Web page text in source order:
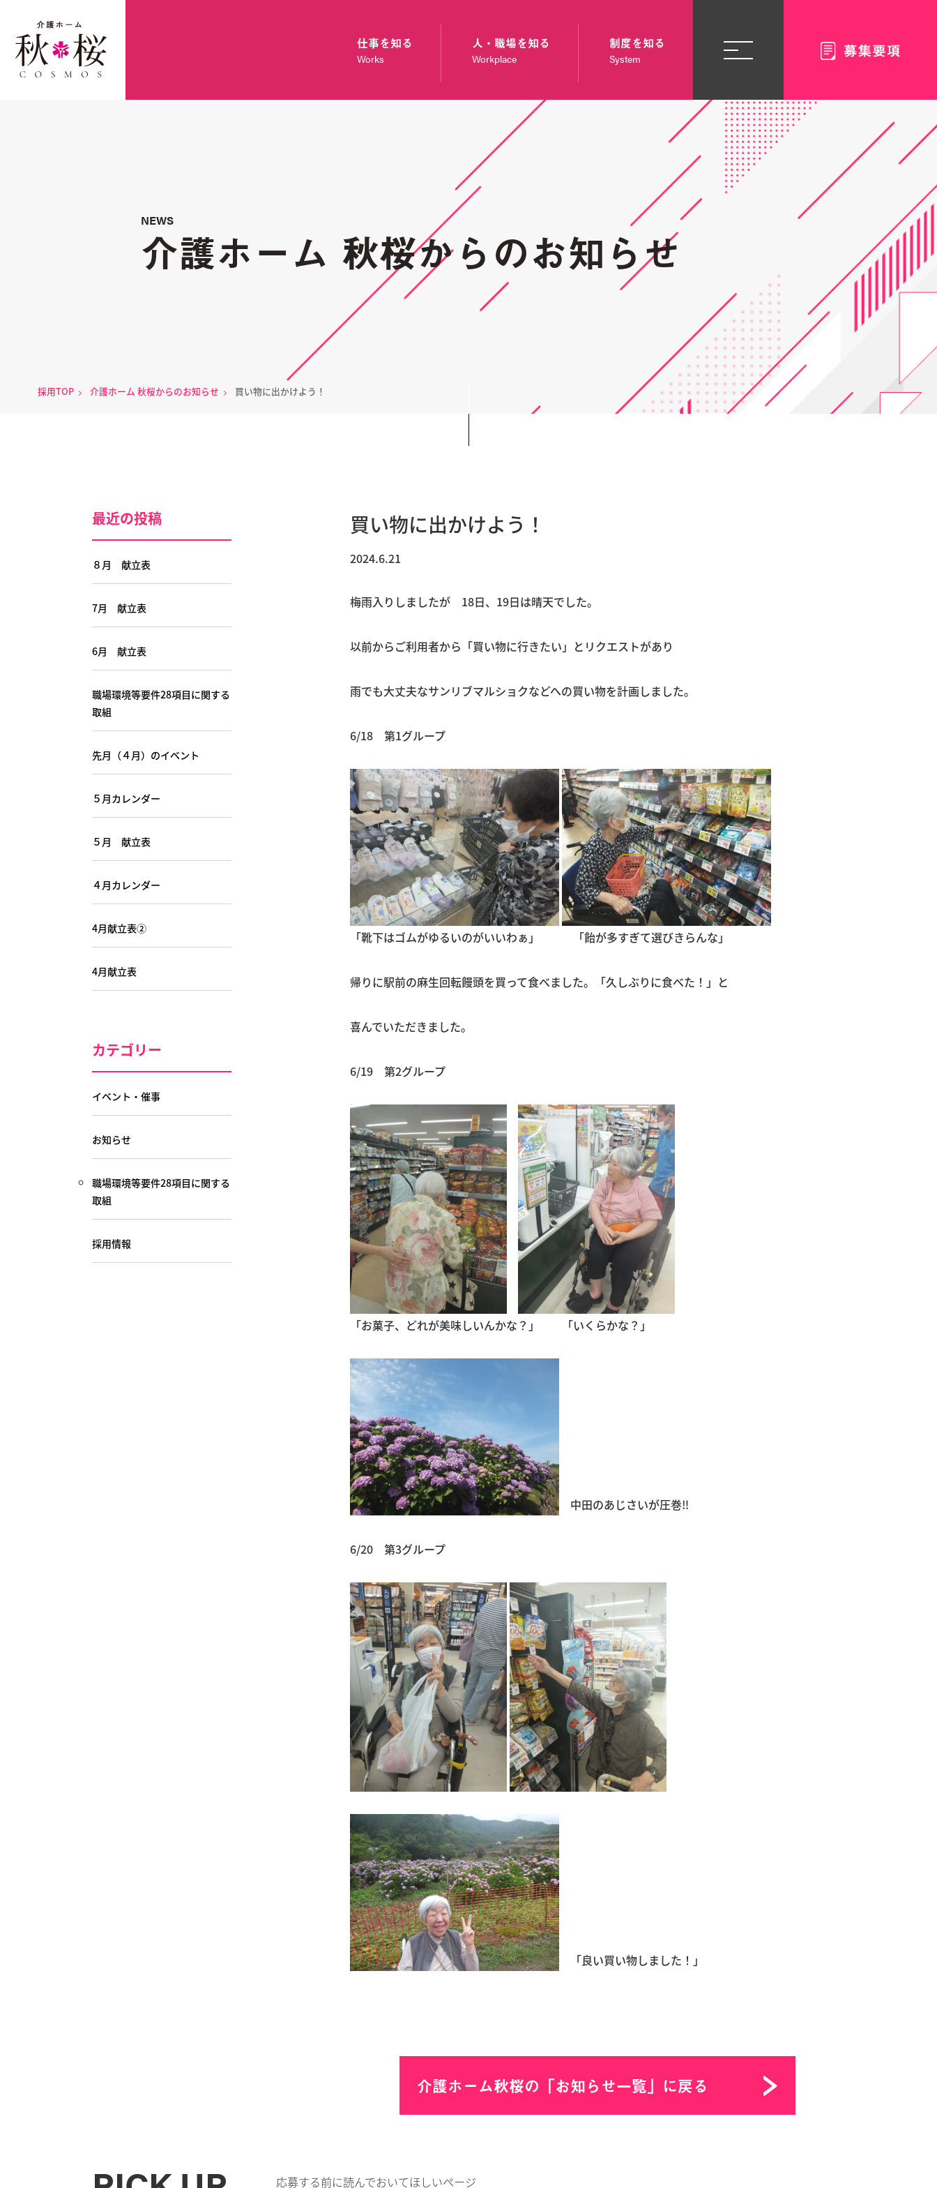
仕事を知る
Works
人・職場を知る
Workplace
制度を知る
System
NEWS
介護ホーム 秋桜からのお知らせ
採用TOP 介護ホーム 秋桜からのお知らせ 買い物に出かけよう！
買い物に出かけよう！
2024.6.21
梅雨入りしましたが 18日、19日は晴天でした。
以前からご利用者から「買い物に行きたい」とリクエストがあり
雨でも大丈夫なサンリブマルショクなどへの買い物を計画しました。
6/18 第1グループ
「靴下はゴムがゆるいのがいいわぁ」 「飴が多すぎて選びきらんな」
帰りに駅前の麻生回転饅頭を買って食べました。「久しぶりに食べた！」と
喜んでいただきました。
6/19 第2グループ
「お菓子、どれが美味しいんかな？」 「いくらかな？」
中田のあじさいが圧巻‼
6/20 第3グループ
「良い買い物しました！」
介護ホーム秋桜の「お知らせ一覧」に戻る
最近の投稿
８月 献立表
7月 献立表
6月 献立表
職場環境等要件28項目に関する
取組
先月（４月）のイベント
５月カレンダー
５月 献立表
４月カレンダー
4月献立表②
4月献立表
カテゴリー
イベント・催事
お知らせ
職場環境等要件28項目に関する
取組
採用情報
応募する前に読んでおいてほしいページ